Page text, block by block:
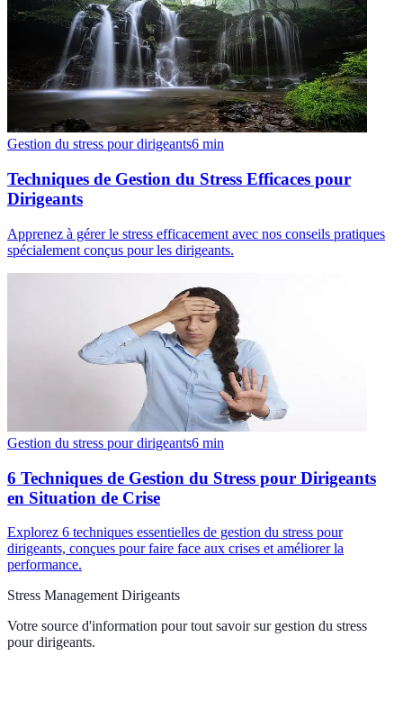
Gestion du stress pour dirigeants6 min
Techniques de Gestion du Stress Efficaces pour
Dirigeants
Apprenez à gérer le stress efficacement avec nos conseils pratiques
spécialement conçus pour les dirigeants.
Gestion du stress pour dirigeants6 min
6 Techniques de Gestion du Stress pour Dirigeants
en Situation de Crise
Explorez 6 techniques essentielles de gestion du stress pour
dirigeants, conçues pour faire face aux crises et améliorer la
performance.
Stress Management Dirigeants
Votre source d'information pour tout savoir sur gestion du stress
pour dirigeants.